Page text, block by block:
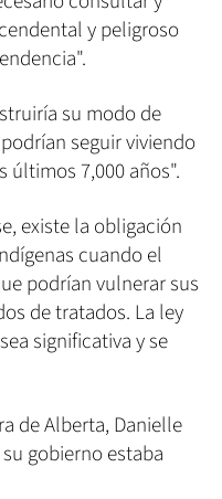
y peligroso
su modo de
seguir viviendo
7,000 años".
existe la obligación
cuando el
podrían vulnerar sus
de tratados. La ley
significativa y se
de Alberta, Danielle
gobierno estaba